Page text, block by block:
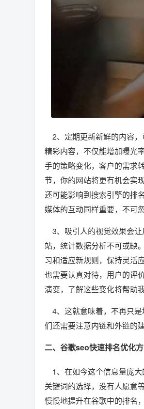
2、定期更新新鲜的内容
精彩内容，不仅能增加曝光
手的策略变化，客户的需求
节，你的网站将更有机会实
还可能影响到搜索引擎的排
媒体的互动同样重要，不可
3、吸引人的视觉效果会
站，统计数据分析不可或缺
习和适应新规则，保持灵活
也需要认真对待，用户的评
演变，了解这些变化将帮助
4、这就意味着，不再只
们还需要注意内链和外链的
二、谷歌seo快速排名优化
1、在如今这个信息量庞
关键词的选择，没有人愿意
慢慢地提升在谷歌中的排名